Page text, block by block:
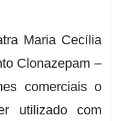
Maria Cecília
Clonazepam –
comerciais o
utilizado com